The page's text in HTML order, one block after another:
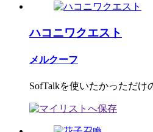
ハコニワクエスト
メルクーフ
SofTalkを使いたかっただけ